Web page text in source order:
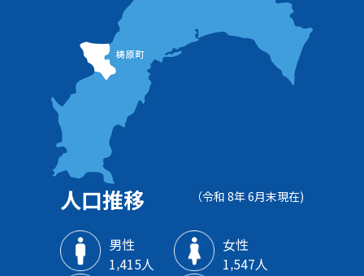
人口推移 （令和 8年 6月末現在)
男性
1‚415人
女性
1‚547人